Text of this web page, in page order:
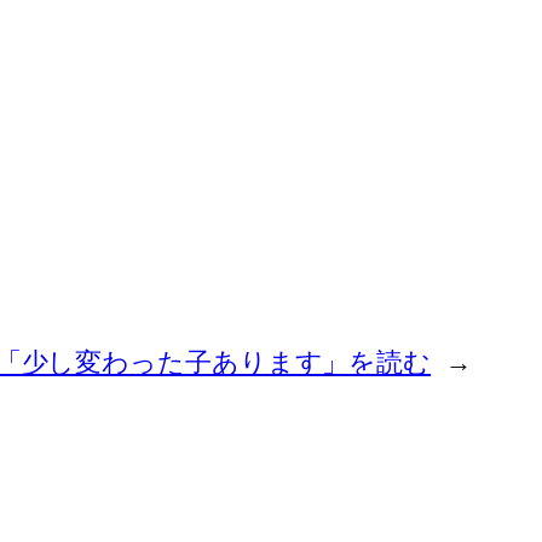
少し変わった子あります」を読む →